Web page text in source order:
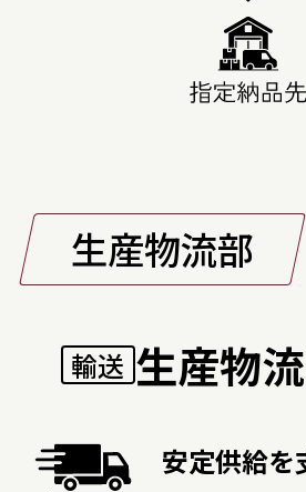
生産物流部
輸送 生産物流
安定供給を